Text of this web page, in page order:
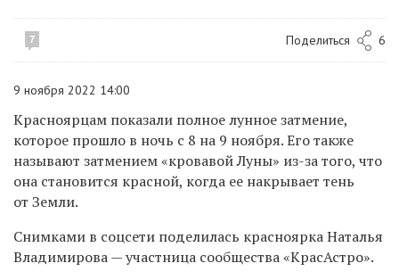
7 Поделиться 6
9 ноября 2022 14:00
Красноярцам показали полноелунное затмение,
которое прошло в ночь с 8 на 9 ноября. Его также
называют затмением «кровавой Луны» из-за того, что
она становится красной, когда ее накрывает тень
от Земли.
Снимками в соцсети поделилась красноярка Наталья
Владимирова — участница сообщества «КрасАстро».